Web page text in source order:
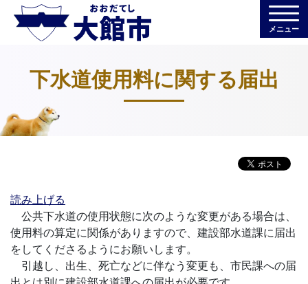
メニュー
下水道使用料に関する届出
読み上げる
公共下水道の使用状態に次のような変更がある場合は、
使用料の算定に関係がありますので、建設部水道課に届出
をしてくださるようにお願いします。
引越し、出生、死亡などに伴なう変更も、市民課への届